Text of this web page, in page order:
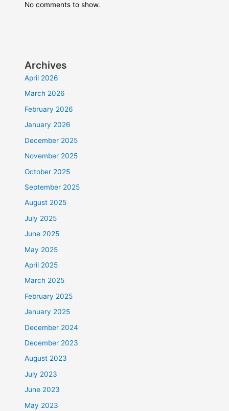
No comments to show.
Archives
April 2026
March 2026
February 2026
January 2026
December 2025
November 2025
October 2025
September 2025
August 2025
July 2025
June 2025
May 2025
April 2025
March 2025
February 2025
January 2025
December 2024
December 2023
August 2023
July 2023
June 2023
May 2023